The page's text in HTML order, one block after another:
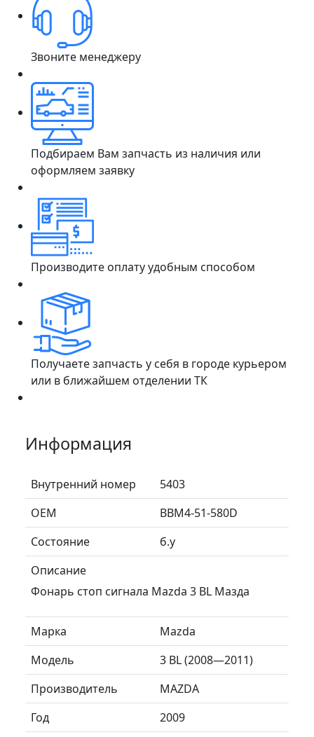
Звоните менеджеру
Подбираем Вам запчасть из наличия или
оформляем заявку
Производите оплату удобным способом
Получаете запчасть у себя в городе курьером
или в ближайшем отделении ТК
Информация
Внутренний номер
5403
ОЕМ
BBM4-51-580D
Состояние
б.у
Описание
Фонарь стоп сигнала Mazda 3 BL Мазда
Марка
Mazda
Модель
3 BL (2008—2011)
Производитель
MAZDA
Год
2009